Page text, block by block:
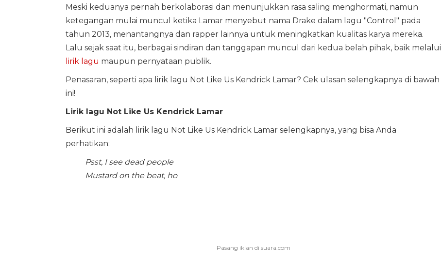
Meski keduanya pernah berkolaborasi dan menunjukkan rasa saling menghormati, namun
ketegangan mulai muncul ketika Lamar menyebut nama Drake dalam lagu "Control" pada
tahun 2013, menantangnya dan rapper lainnya untuk meningkatkan kualitas karya mereka.
Lalu sejak saat itu, berbagai sindiran dan tanggapan muncul dari kedua belah pihak, baik melalui
lirik lagu maupun pernyataan publik.
Penasaran, seperti apa lirik lagu Not Like Us Kendrick Lamar? Cek ulasan selengkapnya di bawah
ini!
Lirik lagu Not Like Us Kendrick Lamar
Berikut ini adalah lirik lagu Not Like Us Kendrick Lamar selengkapnya, yang bisa Anda
perhatikan:
Psst, I see dead people
Mustard on the beat, ho